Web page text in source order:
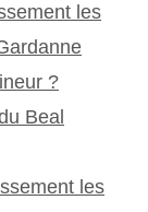
les
?
Beal
les